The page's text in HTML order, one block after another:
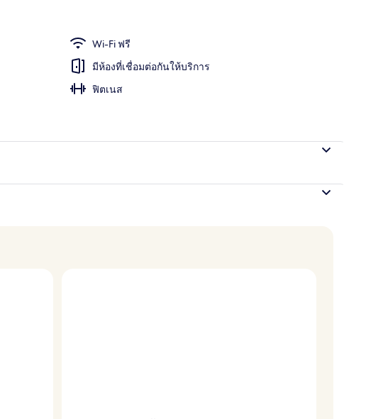
Wi-Fi ฟรี
มีห้องที่เชื่อมต่อกันให้บริการ
ฟิตเนส